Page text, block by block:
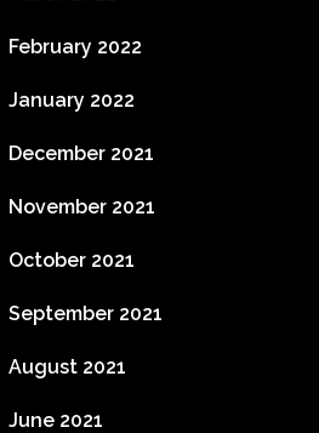
February 2022
January 2022
December 2021
November 2021
October 2021
September 2021
August 2021
June 2021